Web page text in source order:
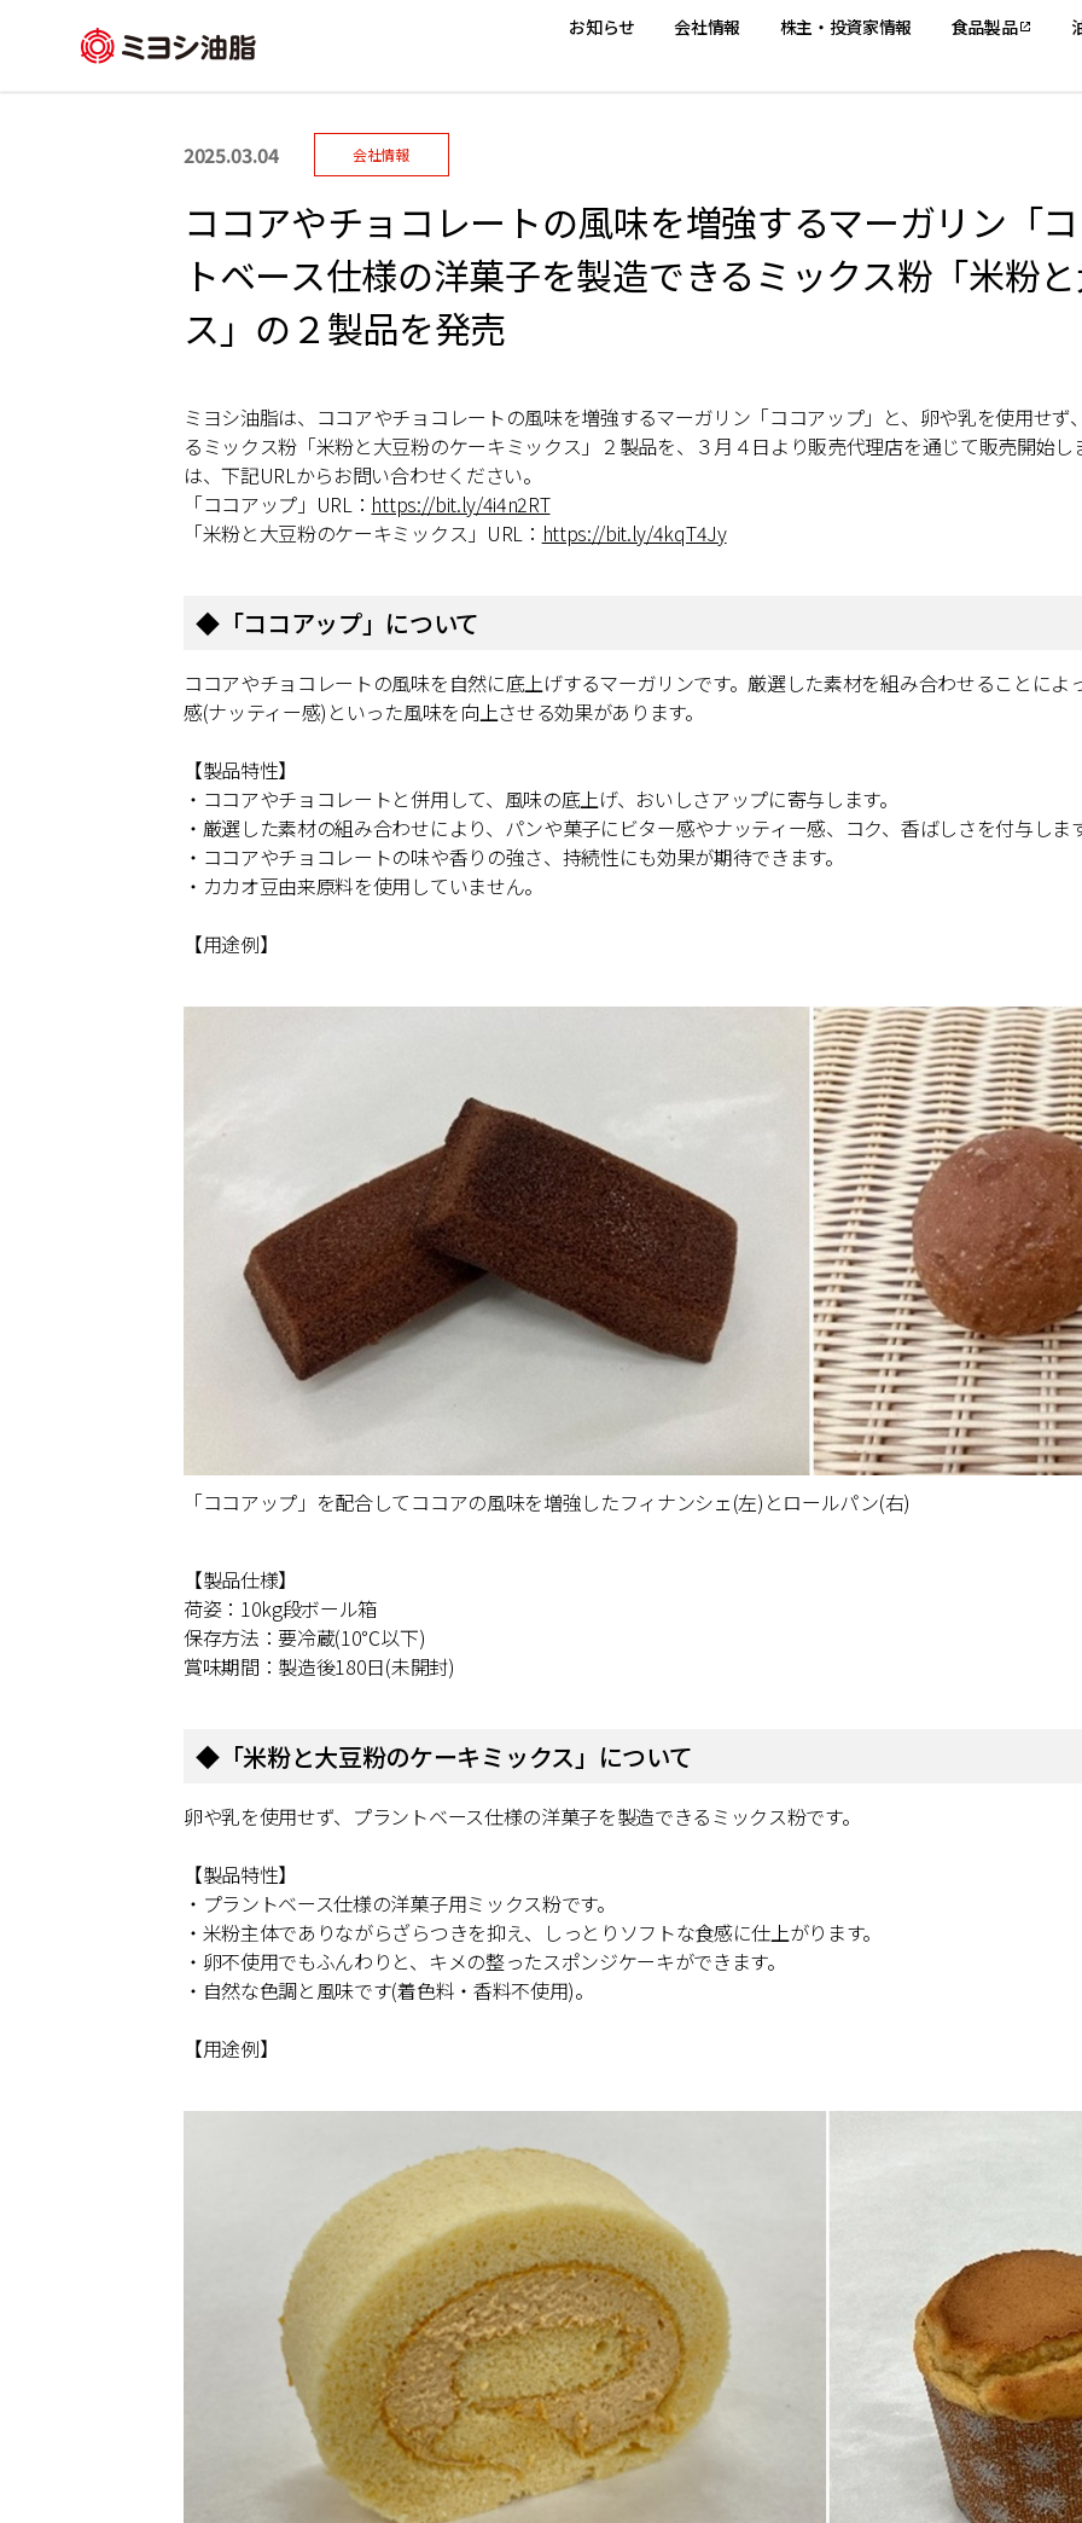
お知らせ 会社情報 株主・投資家情報 食品製品
2025.03.04 会社情報
ココアやチョコレートの風味を増強するマーガリン「
トベース仕様の洋菓子を製造できるミックス粉「米粉
ス」の２製品を発売
ミヨシ油脂は、ココアやチョコレートの風味を増強するマーガリン「ココアップ」と、卵や乳を使用せ
るミックス粉「米粉と大豆粉のケーキミックス」２製品を、３月４日より販売代理店を通じて販売開始
は、下記URLからお問い合わせください。
「ココアップ」URL： https://bit.ly/4i4n2RT
「米粉と大豆粉のケーキミックス」URL： https://bit.ly/4kqT4Jy
◆「ココアップ」について
ココアやチョコレートの風味を自然に底上げするマーガリンです。厳選した素材を組み合わせることに
感(ナッティー感)といった風味を向上させる効果があります。
【製品特性】
・ココアやチョコレートと併用して、風味の底上げ、おいしさアップに寄与します。
・厳選した素材の組み合わせにより、パンや菓子にビター感やナッティー感、コク、香ばしさを付与しま
・ココアやチョコレートの味や香りの強さ、持続性にも効果が期待できます。
・カカオ豆由来原料を使用していません。
【用途例】
「ココアップ」を配合してココアの風味を増強したフィナンシェ(左)とロールパン(右)
【製品仕様】
荷姿：10kg段ボール箱
保存方法：要冷蔵(10℃以下)
賞味期間：製造後180日(未開封)
◆「米粉と大豆粉のケーキミックス」について
卵や乳を使用せず、プラントベース仕様の洋菓子を製造できるミックス粉です。
【製品特性】
・プラントベース仕様の洋菓子用ミックス粉です。
・米粉主体でありながらざらつきを抑え、しっとりソフトな食感に仕上がります。
・卵不使用でもふんわりと、キメの整ったスポンジケーキができます。
・自然な色調と風味です(着色料・香料不使用)。
【用途例】